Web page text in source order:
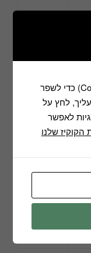
לאתר
אנחנו משתמשים בקובצי עוגיות (Cookies) כדי לשפר
לחץ על
לאפשר
הקוקיז שלנו